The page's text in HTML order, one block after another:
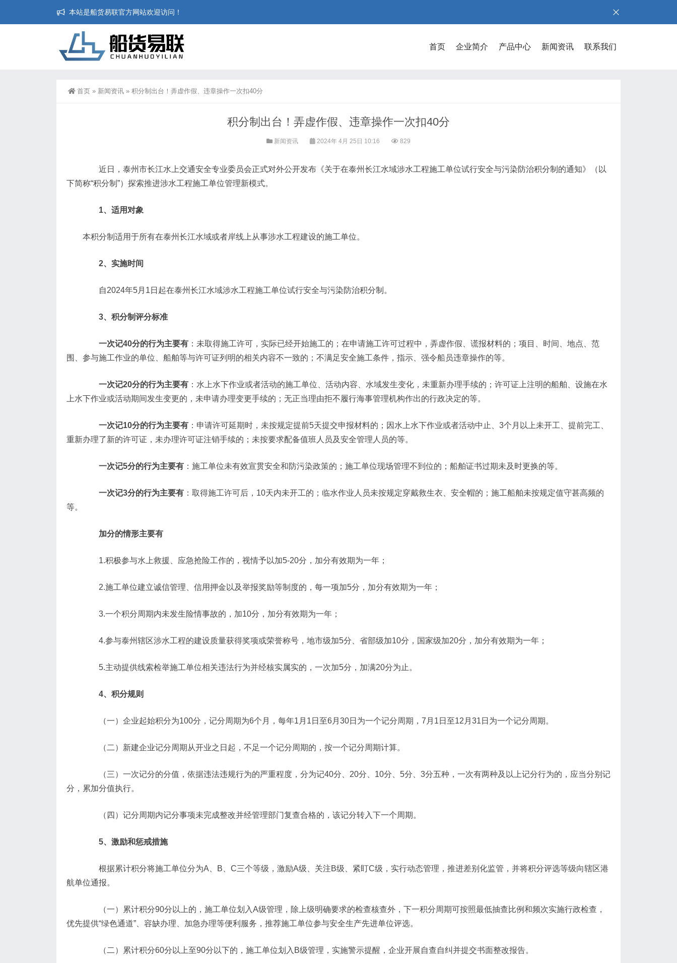
本站是船货易联官方网站欢迎访问！
首页 企业简介 产品中心 新闻资讯 联系我们
首页 » 新闻资讯 » 积分制出台！弄虚作假、违章操作一次扣40分
积分制出台！弄虚作假、违章操作一次扣40分
新闻资讯 2024年 4月 25日 10:16 829
近日，泰州市长江水上交通安全专业委员会正式对外公开发布《关于在泰州长江水域涉水工程施工单位试行安全与污染防治积分制的通知》（以
下简称“积分制”）探索推进涉水工程施工单位管理新模式。
1、适用对象
本积分制适用于所有在泰州长江水域或者岸线上从事涉水工程建设的施工单位。
2、实施时间
自2024年5月1日起在泰州长江水域涉水工程施工单位试行安全与污染防治积分制。
3、积分制评分标准
一次记40分的行为主要有 ：未取得施工许可，实际已经开始施工的；在申请施工许可过程中，弄虚作假、谎报材料的；项目、时间、地点、范
围、参与施工作业的单位、船舶等与许可证列明的相关内容不一致的；不满足安全施工条件，指示、强令船员违章操作的等。
一次记20分的行为主要有 ：水上水下作业或者活动的施工单位、活动内容、水域发生变化，未重新办理手续的；许可证上注明的船舶、设施在水
上水下作业或活动期间发生变更的，未申请办理变更手续的；无正当理由拒不履行海事管理机构作出的行政决定的等。
一次记10分的行为主要有 ：申请许可延期时，未按规定提前5天提交申报材料的；因水上水下作业或者活动中止、3个月以上未开工、提前完工、
重新办理了新的许可证，未办理许可证注销手续的；未按要求配备值班人员及安全管理人员的等。
一次记5分的行为主要有 ：施工单位未有效宣贯安全和防污染政策的；施工单位现场管理不到位的；船舶证书过期未及时更换的等。
一次记3分的行为主要有 ：取得施工许可后，10天内未开工的；临水作业人员未按规定穿戴救生衣、安全帽的；施工船舶未按规定值守甚高频的
等。
加分的情形主要有
1.积极参与水上救援、应急抢险工作的，视情予以加5-20分，加分有效期为一年；
2.施工单位建立诚信管理、信用押金以及举报奖励等制度的，每一项加5分，加分有效期为一年；
3.一个积分周期内未发生险情事故的，加10分，加分有效期为一年；
4.参与泰州辖区涉水工程的建设质量获得奖项或荣誉称号，地市级加5分、省部级加10分，国家级加20分，加分有效期为一年；
5.主动提供线索检举施工单位相关违法行为并经核实属实的，一次加5分，加满20分为止。
4、积分规则
（一）企业起始积分为100分，记分周期为6个月，每年1月1日至6月30日为一个记分周期，7月1日至12月31日为一个记分周期。
（二）新建企业记分周期从开业之日起，不足一个记分周期的，按一个记分周期计算。
（三）一次记分的分值，依据违法违规行为的严重程度，分为记40分、20分、10分、5分、3分五种，一次有两种及以上记分行为的，应当分别记
分，累加分值执行。
（四）记分周期内记分事项未完成整改并经管理部门复查合格的，该记分转入下一个周期。
5、激励和惩戒措施
根据累计积分将施工单位分为A、B、C三个等级，激励A级、关注B级、紧盯C级，实行动态管理，推进差别化监管，并将积分评选等级向辖区港
航单位通报。
（一）累计积分90分以上的，施工单位划入A级管理，除上级明确要求的检查核查外，下一积分周期可按照最低抽查比例和频次实施行政检查，
优先提供“绿色通道”、容缺办理、加急办理等便利服务，推荐施工单位参与安全生产先进单位评选。
（二）累计积分60分以上至90分以下的，施工单位划入B级管理，实施警示提醒，企业开展自查自纠并提交书面整改报告。